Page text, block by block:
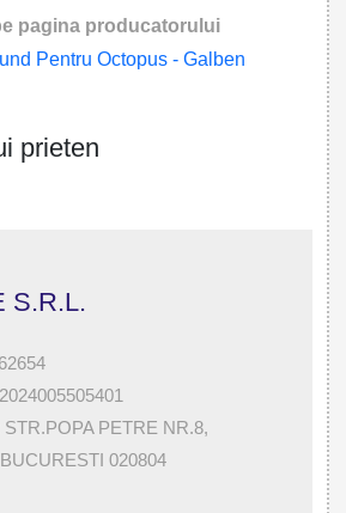
pagina producatorului
Pentru Octopus - Galben
prieten
S.R.L.
STR.POPA PETRE NR.8,
020804